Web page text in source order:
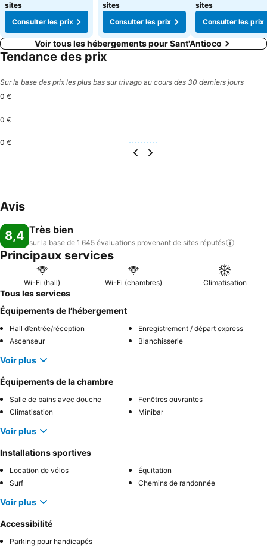
sites
Consulter les prix
sites
Consulter les prix
sites
Consulter les prix
Voir tous les hébergements pour Sant'Antioco
Tendance des prix
Sur la base des prix les plus bas sur trivago au cours des 30 derniers jours
0 €
0 €
0 €
Avis
8,4 Très bien
sur la base de 1 645 évaluations provenant de sites réputés
Principaux services
Wi-Fi (hall) Wi-Fi (chambres) Climatisation
Tous les services
Équipements de l’hébergement
Hall d’entrée/réception
Enregistrement / départ express
Ascenseur
Blanchisserie
Voir plus
Équipements de la chambre
Salle de bains avec douche
Fenêtres ouvrantes
Climatisation
Minibar
Voir plus
Installations sportives
Location de vélos
Équitation
Surf
Chemins de randonnée
Voir plus
Accessibilité
Parking pour handicapés